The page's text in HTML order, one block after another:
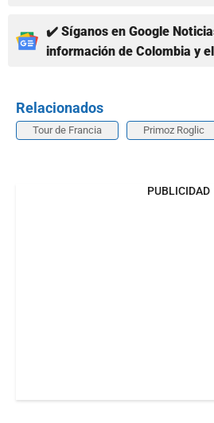
✔️ Síganos en Google
información de Colombia y
Relacionados
Tour de Francia Primoz Roglic
PUBLICIDAD